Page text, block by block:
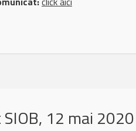
12 mai 2020